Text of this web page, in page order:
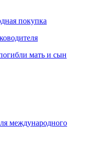
покупка
мать и сын
международного